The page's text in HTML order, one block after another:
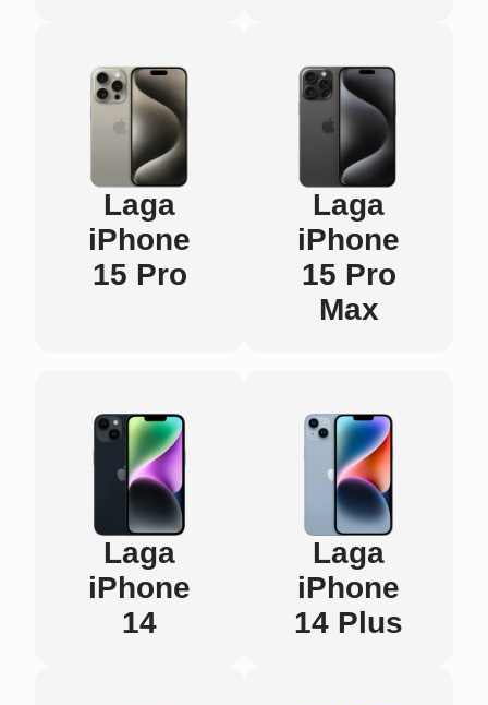
Laga
iPhone
15 Pro
Laga
iPhone
15 Pro
Max
Laga
iPhone
14
Laga
iPhone
14 Plus